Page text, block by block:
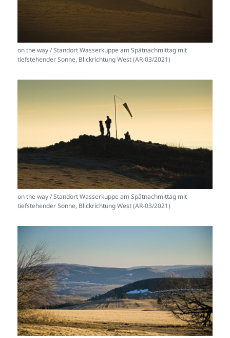
on the way / Standort Wasserkuppe am Spätnachmittag mit
tiefstehender Sonne, Blickrichtung West (AR-03/2021)
on the way / Standort Wasserkuppe am Spätnachmittag mit
tiefstehender Sonne, Blickrichtung West (AR-03/2021)